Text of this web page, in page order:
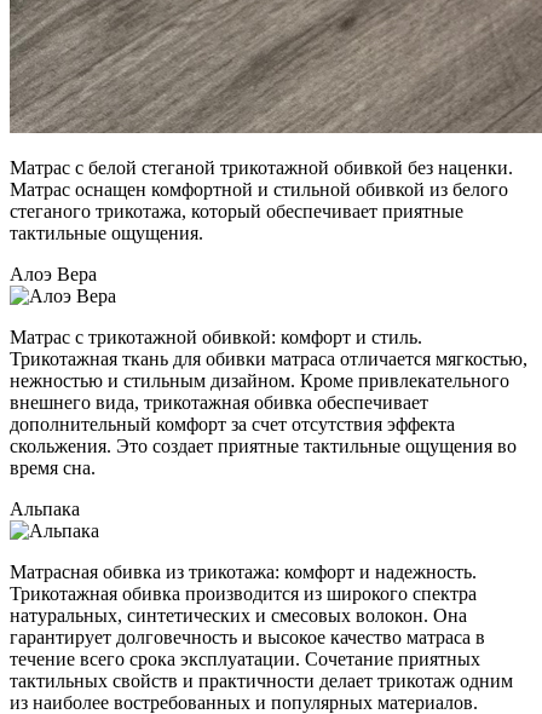
Матрас с белой стеганой трикотажной обивкой без наценки.
Матрас оснащен комфортной и стильной обивкой из белого
стеганого трикотажа, который обеспечивает приятные
тактильные ощущения.
Алоэ Вера
Матрас с трикотажной обивкой: комфорт и стиль.
Трикотажная ткань для обивки матраса отличается мягкостью,
нежностью и стильным дизайном. Кроме привлекательного
внешнего вида, трикотажная обивка обеспечивает
дополнительный комфорт за счет отсутствия эффекта
скольжения. Это создает приятные тактильные ощущения во
время сна.
Альпака
Матрасная обивка из трикотажа: комфорт и надежность.
Трикотажная обивка производится из широкого спектра
натуральных, синтетических и смесовых волокон. Она
гарантирует долговечность и высокое качество матраса в
течение всего срока эксплуатации. Сочетание приятных
тактильных свойств и практичности делает трикотаж одним
из наиболее востребованных и популярных материалов.